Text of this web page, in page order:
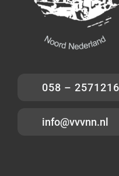
058 – 2571216
info@vvvnn.nl